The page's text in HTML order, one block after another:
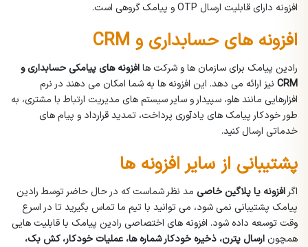
افزونه دارای قابلیت ارسال OTP و پیامک گروهی است.
افزونه های حسابداری و CRM
رادین پیامک برای سازمان ها و شرکت هاافزونه های پیامکی حسابداری و
CRM نیز ارائه می دهد. این افزونه ها به شما امکان می دهند در نرم
افزارهایی مانند هلو، سپیدار و سایر سیستم های مدیریت ارتباط با مشتری، به
طور خودکار پیامک های یادآوری پرداخت، تمدید قرارداد و پیام های
خدماتی ارسال کنید.
پشتیبانی از سایر افزونه ها
اگرافزونه یا پلاگین خاصی مد نظر شماست که در حال حاضر توسط رادین
پیامک پشتیبانی نمی شود، می توانید با تیم ما تماس بگیرید تا در اسرع
وقت توسعه داده شود. افزونه های اختصاصی رادین پیامک با قابلیت هایی
همچون ارسال پترن، ذخیره خودکار شماره ها، عملیات خودکار، کش بک،